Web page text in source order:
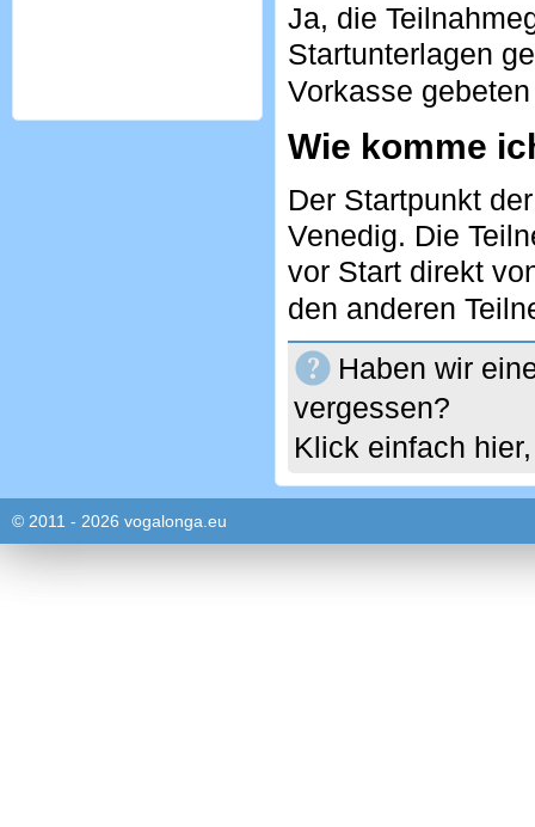
Ja, die
Startunterlagen
Vorkasse
Wie komme
Der Startpunkt
Venedig. Die
vor Start direkt
den anderen
Haben wir
vergessen?
Klick einfach
© 2011 - 2026 vogalonga.eu